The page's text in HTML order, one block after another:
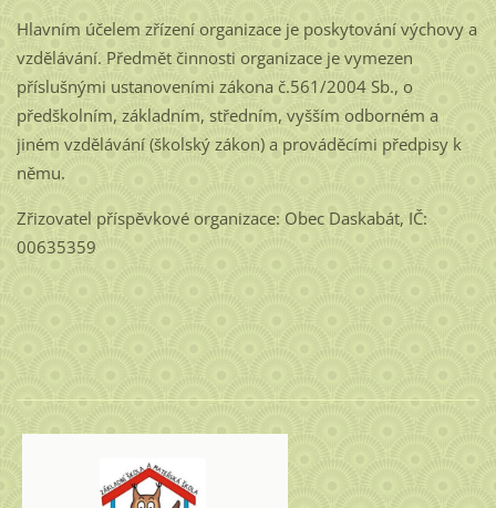
Hlavním účelem zřízení organizace je poskytování výchovy a
vzdělávání. Předmět činnosti organizace je vymezen
příslušnými ustanoveními zákona č.561/2004 Sb., o
předškolním, základním, středním, vyšším odborném a
jiném vzdělávání (školský zákon) a prováděcími předpisy k
němu.
Zřizovatel příspěvkové organizace: Obec Daskabát, IČ:
00635359